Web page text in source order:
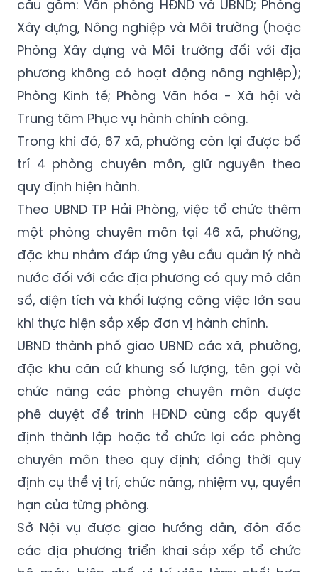
Phòng Xây dựng và Môi trường đối với địa
phương không có hoạt động nông nghiệp);
Phòng Kinh tế; Phòng Văn hóa - Xã hội và
Trung tâm Phục vụ hành chính công.
Trong khi đó, 67 xã, phường còn lại được bố
trí 4 phòng chuyên môn, giữ nguyên theo
quy định hiện hành.
Theo UBND TP Hải Phòng, việc tổ chức thêm
một phòng chuyên môn tại 46 xã, phường,
đặc khu nhằm đáp ứng yêu cầu quản lý nhà
nước đối với các địa phương có quy mô dân
số, diện tích và khối lượng công việc lớn sau
khi thực hiện sắp xếp đơn vị hành chính.
UBND thành phố giao UBND các xã, phường,
đặc khu căn cứ khung số lượng, tên gọi và
chức năng các phòng chuyên môn được
phê duyệt để trình HĐND cùng cấp quyết
định thành lập hoặc tổ chức lại các phòng
chuyên môn theo quy định; đồng thời quy
định cụ thể vị trí, chức năng, nhiệm vụ, quyền
hạn của từng phòng.
Sở Nội vụ được giao hướng dẫn, đôn đốc
các địa phương triển khai sắp xếp tổ chức
bộ máy, biên chế, vị trí việc làm; phối hợp
tham mưu UBND thành phố điều chỉnh khung